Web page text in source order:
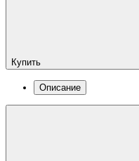
Купить
Описание